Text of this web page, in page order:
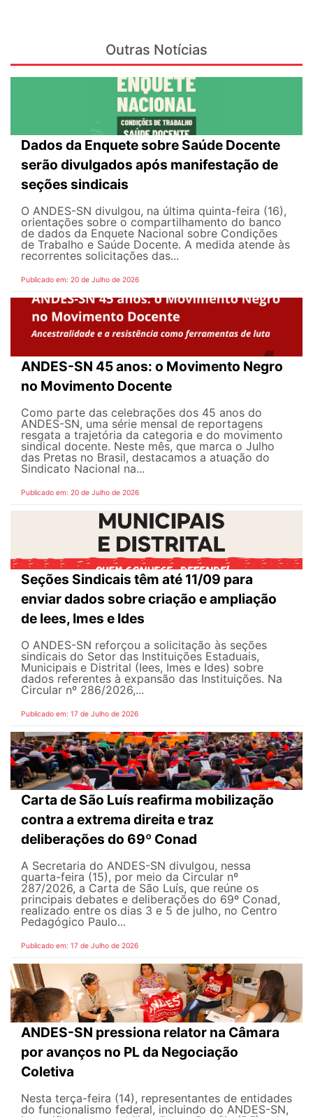
Outras Notícias
Dados da Enquete sobre Saúde Docente
serão divulgados após manifestação de
seções sindicais
O ANDES-SN divulgou, na última quinta-feira (16),
orientações sobre o compartilhamento do banco
de dados da Enquete Nacional sobre Condições
de Trabalho e Saúde Docente. A medida atende às
recorrentes solicitações das...
Publicado em: 20 de Julho de 2026
ANDES-SN 45 anos: o Movimento Negro
no Movimento Docente
Como parte das celebrações dos 45 anos do
ANDES-SN, uma série mensal de reportagens
resgata a trajetória da categoria e do movimento
sindical docente. Neste mês, que marca o Julho
das Pretas no Brasil, destacamos a atuação do
Sindicato Nacional na...
Publicado em: 20 de Julho de 2026
Seções Sindicais têm até 11/09 para
enviar dados sobre criação e ampliação
de Iees, Imes e Ides
O ANDES-SN reforçou a solicitação às seções
sindicais do Setor das Instituições Estaduais,
Municipais e Distrital (Iees, Imes e Ides) sobre
dados referentes à expansão das Instituições. Na
Circular nº 286/2026,...
Publicado em: 17 de Julho de 2026
Carta de São Luís reafirma mobilização
contra a extrema direita e traz
deliberações do 69º Conad
A Secretaria do ANDES-SN divulgou, nessa
quarta-feira (15), por meio da Circular nº
287/2026, a Carta de São Luís, que reúne os
principais debates e deliberações do 69º Conad,
realizado entre os dias 3 e 5 de julho, no Centro
Pedagógico Paulo...
Publicado em: 17 de Julho de 2026
ANDES-SN pressiona relator na Câmara
por avanços no PL da Negociação
Coletiva
Nesta terça-feira (14), representantes de entidades
do funcionalismo federal, incluindo do ANDES-SN,